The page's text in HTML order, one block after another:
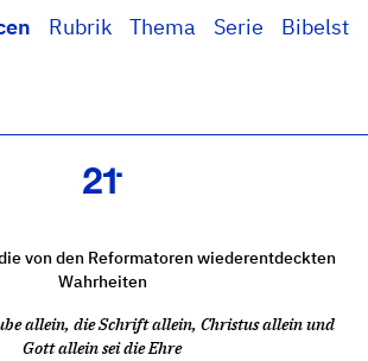
Rubrik Thema Serie
von den Reformatoren wiederentdeckten
Wahrheiten
allein, die Schrift allein, Christus allein und
Gott allein sei die Ehre